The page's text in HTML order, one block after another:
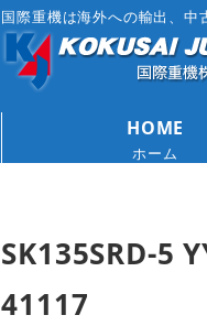
国際重機は海外への輸出、中
HOME
ホーム
SK135SRD-5
41117